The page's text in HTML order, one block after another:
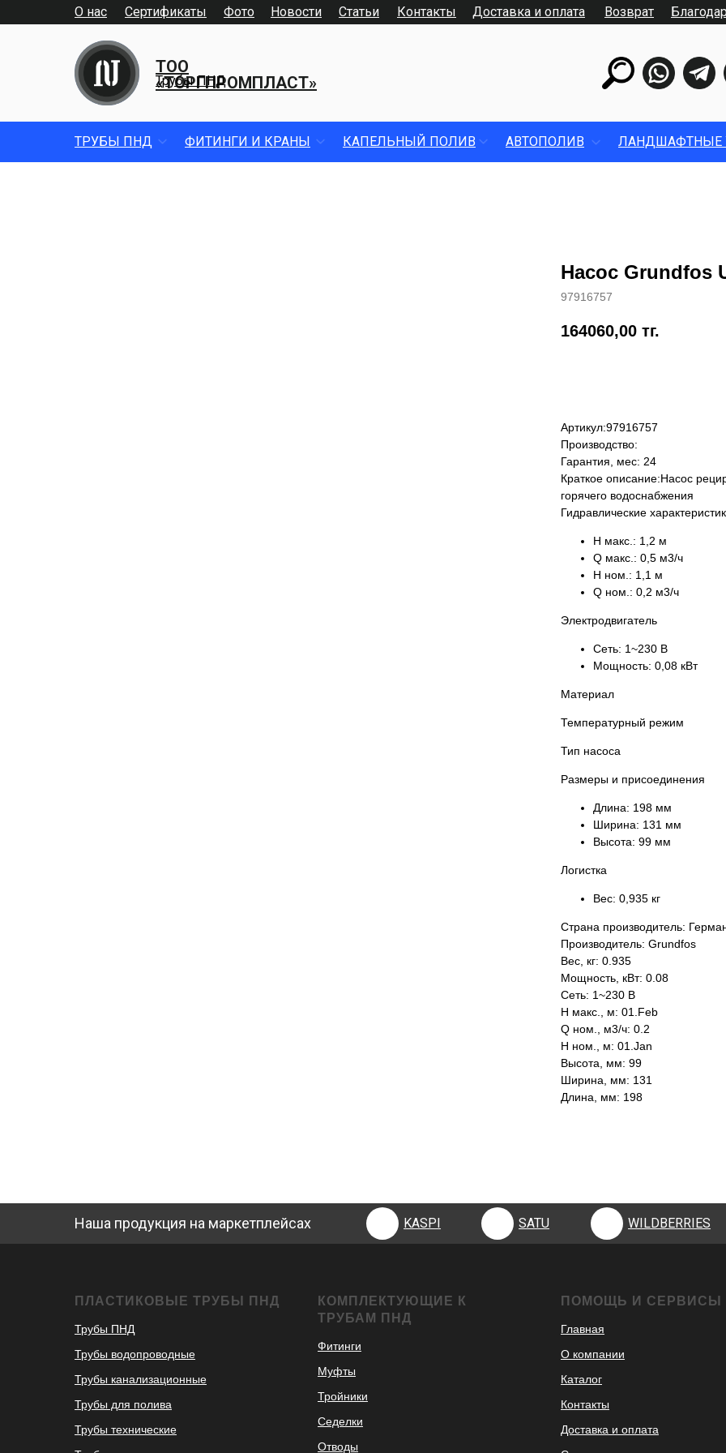
О нас Доставка и оплата
Контакты
Фото
Сертификаты Новости Статьи
ТОО
«ТОРГПРОМПЛАСТ»
Трубы ПНД
Возврат
ТРУБЫ ПНД ФИТИНГИ И КРАНЫ КАПЕЛЬНЫЙ ПОЛИВ АВТОПОЛИВ ЛАНДШАФТНЫЕ
Насос Grundfos
97916757
164060,00 тг.
Артикул:97916757
Производство:
Гарантия, мес: 24
Краткое описание:Насос
горячего водоснабжения
Гидравлические
H макс.: 1,2 м
Q макс.: 0,5 м3/ч
H ном.: 1,1 м
Q ном.: 0,2 м3/ч
Электродвигатель
Сеть: 1~230 В
Мощность: 0,08 кВт
Материал
Температурный режим
Тип насоса
Размеры и присоединения
Длина: 198 мм
Ширина: 131 мм
Высота: 99 мм
Логистка
Вес: 0,935 кг
Страна производитель:
Производитель: Grundfos
Вес, кг: 0.935
Мощность, кВт: 0.08
Сеть: 1~230 В
H макс., м: 01.Feb
Q ном., м3/ч: 0.2
H ном., м: 01.Jan
Высота, мм: 99
Ширина, мм: 131
Длина, мм: 198
Наша продукция на маркетплейсах KASPI SATU WILDBERRIES
ПЛАСТИКОВЫЕ ТРУБЫ ПНД
Трубы ПНД
Трубы водопроводные
Трубы канализационные
Трубы для полива
Трубы технические
КОМПЛЕКТУЮЩИЕ К
ТРУБАМ ПНД
Фитинги
Муфты
Тройники
Седелки
Отводы
ПОМОЩЬ И СЕРВИСЫ
Главная
О компании
Каталог
Контакты
Доставка и оплата